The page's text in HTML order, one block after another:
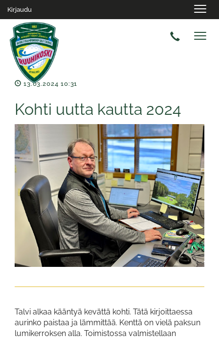
Kirjaudu
13.03.2024 10:31
Kohti uutta kautta 2024
Talvi alkaa kääntyä kevättä kohti. Tätä kirjoittaessa
aurinko paistaa ja lämmittää. Kenttä on vielä paksun
lumikerroksen alla. Toimistossa valmistellaan